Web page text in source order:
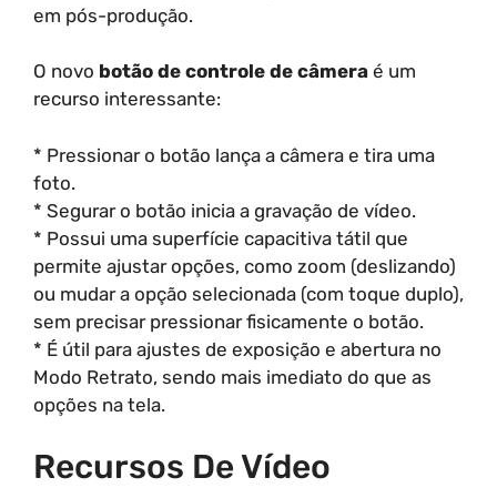
em pós-produção.
O novo botão de controle de câmera é um
recurso interessante:
* Pressionar o botão lança a câmera e tira uma
foto.
* Segurar o botão inicia a gravação de vídeo.
* Possui uma superfície capacitiva tátil que
permite ajustar opções, como zoom (deslizando)
ou mudar a opção selecionada (com toque duplo),
sem precisar pressionar fisicamente o botão.
* É útil para ajustes de exposição e abertura no
Modo Retrato, sendo mais imediato do que as
opções na tela.
Recursos De Vídeo